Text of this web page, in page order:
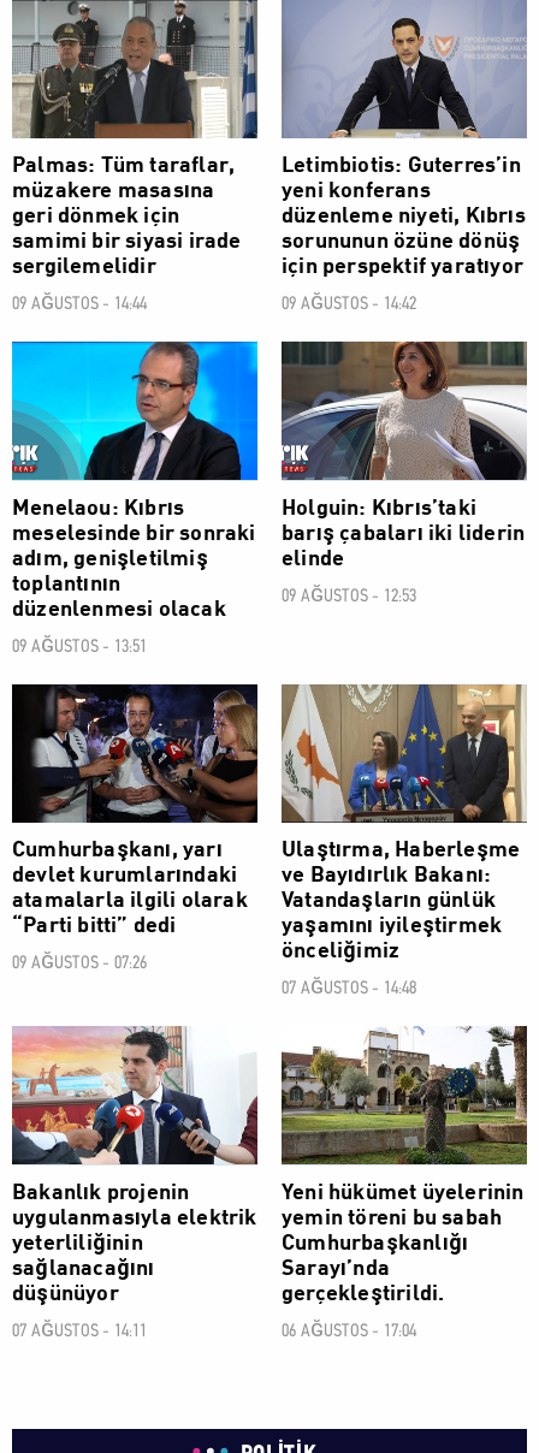
POLİTİK
Palmas: Tüm taraflar,
müzakere masasına
geri dönmek için
samimi bir siyasi irade
sergilemelidir
09 AĞUSTOS - 14:44
Letimbiotis: Guterres’in
yeni konferans
düzenleme niyeti, Kıbrıs
sorununun özüne dönüş
için perspektif yaratıyor
09 AĞUSTOS - 14:42
POLİTİK
Menelaou: Kıbrıs
meselesinde bir sonraki
adım, genişletilmiş
toplantının
düzenlenmesi olacak
09 AĞUSTOS - 13:51
Holguin: Kıbrıs’taki
barış çabaları iki liderin
elinde
09 AĞUSTOS - 12:53
POLİTİK
Cumhurbaşkanı, yarı
devlet kurumlarındaki
atamalarla ilgili olarak
“Parti bitti” dedi
09 AĞUSTOS - 07:26
POLİTİK
Ulaştırma, Haberleşme
ve Bayıdırlık Bakanı:
Vatandaşların günlük
yaşamını iyileştirmek
önceliğimiz
07 AĞUSTOS - 14:48
Bakanlık projenin
uygulanmasıyla elektrik
yeterliliğinin
sağlanacağını
düşünüyor
07 AĞUSTOS - 14:11
POLİTİK
Yeni hükümet üyelerinin
yemin töreni bu sabah
Cumhurbaşkanlığı
Sarayı’nda
gerçekleştirildi.
06 AĞUSTOS - 17:04